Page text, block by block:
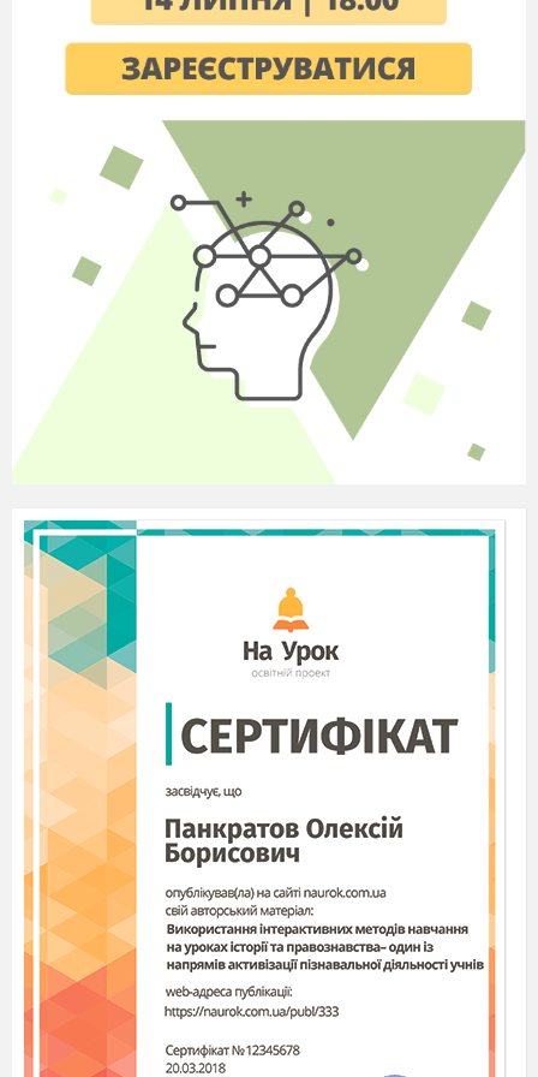
подані коефіцієнтиk, які необхідно помножити
на діаметр колаd:l=d·k.Знаючи
хорди ми вставляємо циркуль або вимірник на
цю величину і з однієї точки відкладаємо по
колу засічки. Якщо перша і остання засічки
співпадуть то поділ виконаний точно.
2. Спряження.
Плавний
перехід однієї лінії
контура зображення в
іншу називають
спряженням. Всі
спряження на кресленні виконують дугамрі кіл
з якої проводять дугу
називають центром спряження.
Перехід від одного
кола до іншого буде
плавним тоді,
коли ці кола
дотикаються. Точка
жить
на прямій, що сполучає
Отже, побудова спряження
завжди зводиться до визна
чення центра і точок
спряження. Побудувавши
центр спряження циркулем,
розхил якого дорівнює
радіусу спряження, між точками спряження
проводять дугу. Вона і буде утворювати
плавний перехід від однієї лінії контура зобра